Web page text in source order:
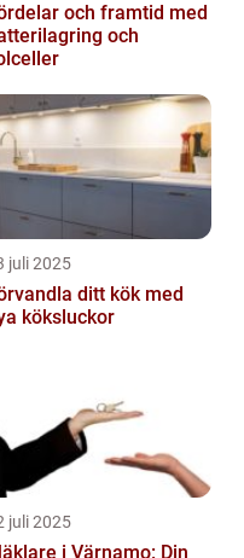
och framtid med
och
juli 2025
ditt kök med
köksluckor
juli 2025
i Värnamo: Din